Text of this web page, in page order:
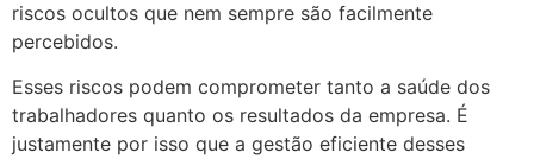
riscos ocultos que nem sempre são facilmente
percebidos.
Esses riscos podem comprometer tanto a saúde dos
trabalhadores quanto os resultados da empresa. É
justamente por isso que a gestão eficiente desses